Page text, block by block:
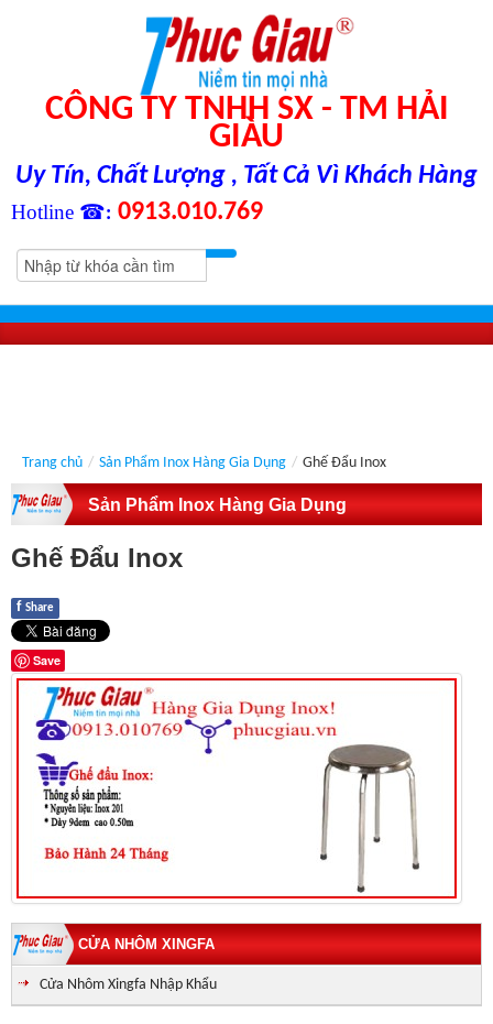
CÔNG TY TNHH SX - TM HẢI
GIÀU
Uy Tín, Chất Lượng , Tất Cả Vì Khách Hàng
Hotline ☎: 0913.010.769
Trang chủ / Sản Phẩm Inox Hàng Gia Dụng / Ghế Đẩu Inox
Sản Phẩm Inox Hàng Gia Dụng
Ghế Đẩu Inox
f Share
Save
CỬA NHÔM XINGFA
Cửa Nhôm Xingfa Nhập Khẩu